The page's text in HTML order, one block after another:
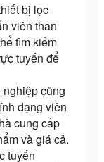
bị lọc
viên than
tìm kiếm
tuyến để
cũng
dạng viên
cung cấp
và giá cả.
tuyến